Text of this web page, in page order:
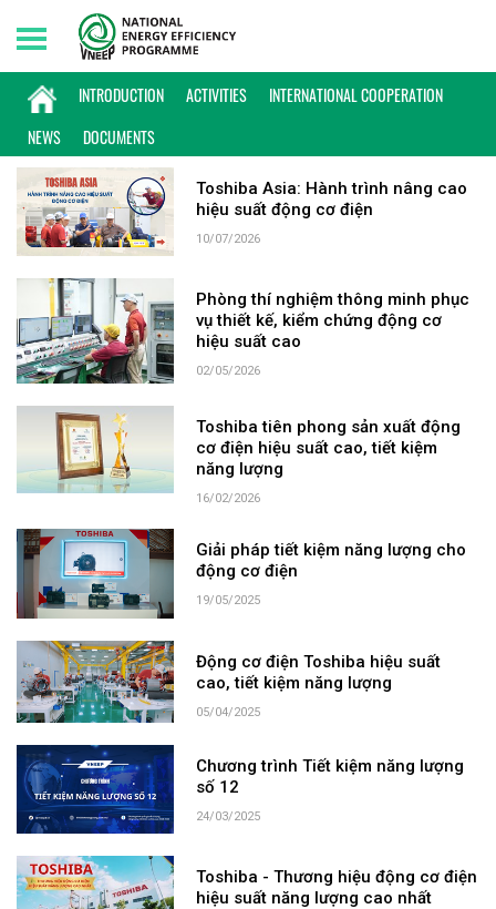
INTRODUCTION ACTIVITIES
INTERNATIONAL COOPERATION
NEWS
DOCUMENTS
Sunday, 09/08/2026 | 15:21 GMT+7
KEYWORD: TOSHIBA
Toshiba Asia: Hành trình nâng cao
hiệu suất động cơ điện
10/07/2026
Phòng thí nghiệm thông minh phục
vụ thiết kế, kiểm chứng động cơ
hiệu suất cao
02/05/2026
Toshiba tiên phong sản xuất động
cơ điện hiệu suất cao, tiết kiệm
năng lượng
16/02/2026
Giải pháp tiết kiệm năng lượng cho
động cơ điện
19/05/2025
Động cơ điện Toshiba hiệu suất
cao, tiết kiệm năng lượng
05/04/2025
Chương trình Tiết kiệm năng lượng
số 12
24/03/2025
Toshiba - Thương hiệu động cơ điện
hiệu suất năng lượng cao nhất